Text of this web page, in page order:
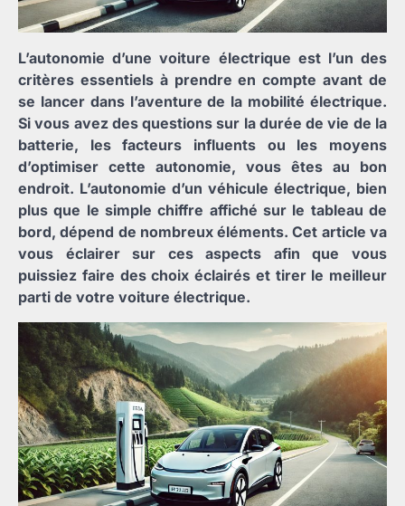
L’autonomie d’une voiture électrique est l’un des
critères essentiels à prendre en compte avant de
se lancer dans l’aventure de la mobilité électrique.
Si vous avez des questions sur la durée de vie de la
batterie, les facteurs influents ou les moyens
d’optimiser cette autonomie, vous êtes au bon
endroit. L’autonomie d’un véhicule électrique, bien
plus que le simple chiffre affiché sur le tableau de
bord, dépend de nombreux éléments. Cet article va
vous éclairer sur ces aspects afin que vous
puissiez faire des choix éclairés et tirer le meilleur
parti de votre voiture électrique.